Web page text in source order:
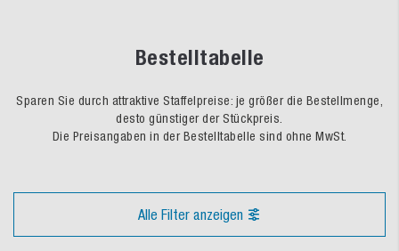
Bestelltabelle
Sparen Sie durch attraktive Staffelpreise: je größer die Bestellmenge,
desto günstiger der Stückpreis.
Die Preisangaben in der Bestelltabelle sind ohne MwSt.
Alle Filter anzeigen